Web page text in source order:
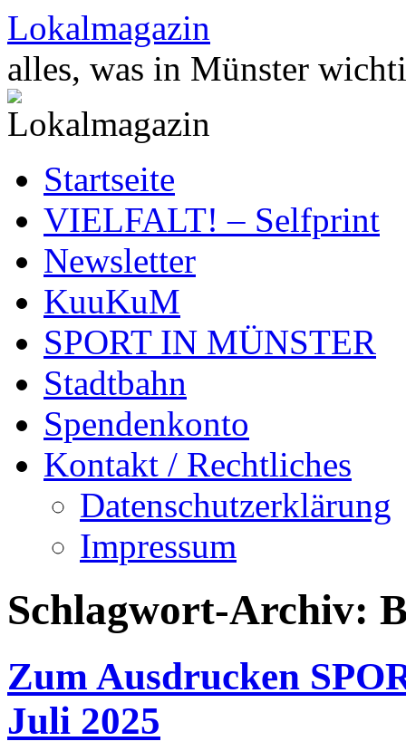
Zum
Inhalt
springen
Lokalmagazin
alles, was in Münster
Startseite
VIELFALT! – Selfprint
Newsletter
KuuKuM
SPORT IN MÜNSTER
Stadtbahn
Spendenkonto
Kontakt / Rechtliches
Datenschutzerklärung
Impressum
Schlagwort-Archiv:
Zum Ausdrucken
Juli 2025